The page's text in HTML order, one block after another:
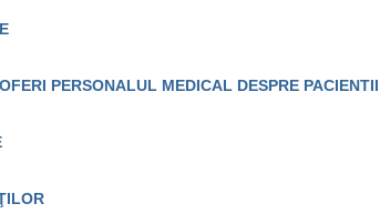
PERSONALUL MEDICAL DESPRE